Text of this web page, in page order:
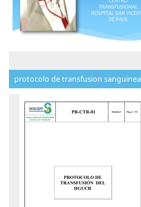
protocolo de transfusion sanguinea